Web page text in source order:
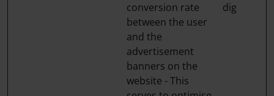
conversion rate
between the user
and the
advertisement
banners on the
website - This
dig